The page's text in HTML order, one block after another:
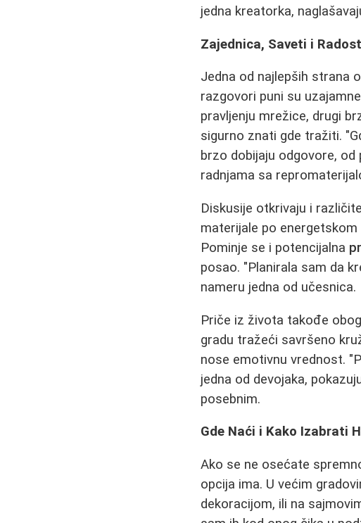
jedna kreatorka,
Zajednica, Saveti i
Jedna od najlepših strana
razgovori puni su
pravljenju mrežice, drugi
sigurno znati gde tražiti.
brzo dobijaju odgovore,
radnjama sa
Diskusije otkrivaju i
materijale po
Pominje se i potencijalna
posao. "Planirala sam da
nameru jedna od učesnica.
Priče iz života takođe
gradu tražeći savršeno
nose emotivnu vrednost.
jedna od devojaka,
posebnim.
Gde Naći i Kako Izabrati
Ako se ne osećate
opcija ima. U većim
dekoracijom, ili na